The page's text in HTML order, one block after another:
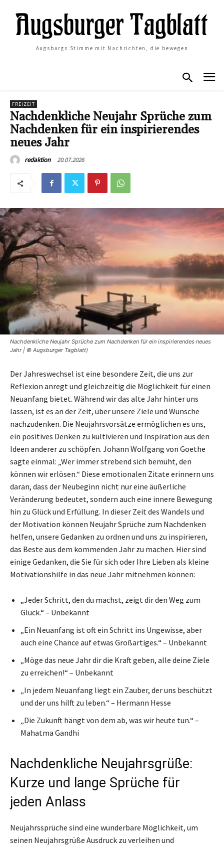
Augsburgs Stimme mit Nachrichten, die bewegen
FREIZEIT
Nachdenkliche Neujahr Sprüche zum
Nachdenken für ein inspirierendes
neues Jahr
redaktion 20.07.2026
Nachdenkliche Neujahr Sprüche zum Nachdenken für ein inspirierendes neues
Jahr | © Augsburger Tagblatt)
Der Jahreswechsel ist eine besondere Zeit, die uns zur
Reflexion anregt und gleichzeitig die Möglichkeit für einen
Neuanfang bietet. Während wir das alte Jahr hinter uns
lassen, ist es an der Zeit, über unsere Ziele und Wünsche
nachzudenken. Die Neujahrsvorsätze ermöglichen es uns,
ein positives Denken zu kultivieren und Inspiration aus den
Ideen anderer zu schöpfen. Johann Wolfgang von Goethe
sagte einmal: „Wer immer strebend sich bemüht, den
können wir erlösen.“ Diese emotionalen Zitate erinnern uns
daran, dass der Neubeginn nicht nur eine äußerliche
Veränderung bedeutet, sondern auch eine innere Bewegung
hin zu Glück und Erfüllung. In dieser Zeit des Wandels und
der Motivation können Neujahr Sprüche zum Nachdenken
helfen, unsere Gedanken zu ordnen und uns zu inspirieren,
das Beste aus dem kommenden Jahr zu machen. Hier sind
einige Gedanken, die Sie für sich oder Ihre Lieben als kleine
Motivationshilfe in das neue Jahr mitnehmen können:
„Jeder Schritt, den du machst, zeigt dir den Weg zum
Glück.“ – Unbekannt
„Ein Neuanfang ist oft ein Schritt ins Ungewisse, aber
auch eine Chance auf etwas Großartiges.“ – Unbekannt
„Möge das neue Jahr dir die Kraft geben, alle deine Ziele
zu erreichen!“ – Unbekannt
„In jedem Neuanfang liegt ein Zauber, der uns beschützt
und der uns hilft zu leben.“ – Hermann Hesse
„Die Zukunft hängt von dem ab, was wir heute tun.“ –
Mahatma Gandhi
Nachdenkliche Neujahrsgrüße:
Kurze und lange Sprüche für
jeden Anlass
Neujahrssprüche sind eine wunderbare Möglichkeit, um
seinen Neujahrsgrüße Ausdruck zu verleihen und